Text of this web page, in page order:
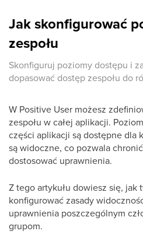
Jak skonfigurować
zespołu
Skonfiguruj poziomy dostępu i
dopasować dostęp zespołu do
W Positive User możesz
zespołu w całej aplikacji.
części aplikacji są dostępne dla
są widoczne, co pozwala
dostosować uprawnienia.
Z tego artykułu dowiesz się,
konfigurować zasady
uprawnienia poszczególnym
grupom.